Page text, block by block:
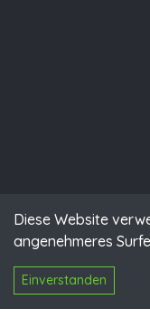
Diese Website
angenehmeres
Einverstanden